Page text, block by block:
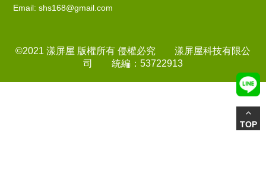
Email: shs168@gmail.com
©2021 漾屏屋 版權所有 侵權必究 漾屏屋科技有限公
司 統編：53722913
TOP